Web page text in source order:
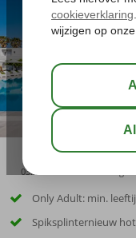
03:45
Only Adult: min.
Spiksplinternieuw